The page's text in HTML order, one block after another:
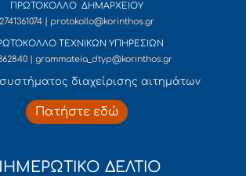
ΠΡΩΤΟΚΟΛΛΟ ΔΗΜΑΡΧΕΙΟΥ
2741361074 | protokollo@korinthos.gr
ΤΕΧΝΙΚΩΝ ΥΠΗΡΕΣΙΩΝ
| grammateia_dtyp@korinthos.gr
διαχείρισης αιτημάτων
Πατήστε εδώ
ΔΕΛΤΙΟ